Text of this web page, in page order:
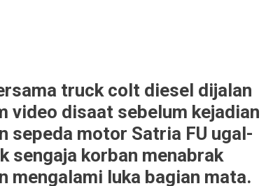
truck colt diesel dijalan
video disaat sebelum kejadian
sepeda motor Satria FU ugal-
sengaja korban menabrak
mengalami luka bagian mata.